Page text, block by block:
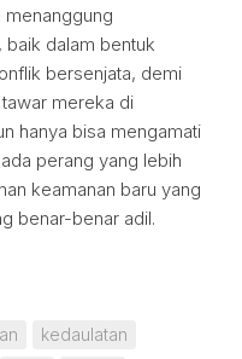
menanggung
dalam bentuk
bersenjata, demi
mereka di
hanya bisa mengamati
perang yang lebih
keamanan baru yang
benar-benar adil.
kedaulatan